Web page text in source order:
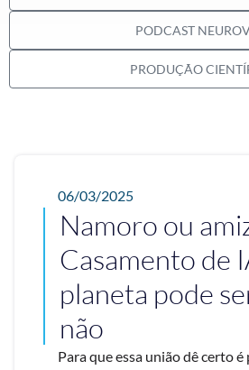
PODCAST
PRODUÇÃO
06/03/2025
Namoro ou
Casamento de
planeta pode
não
Para que essa união dê certo